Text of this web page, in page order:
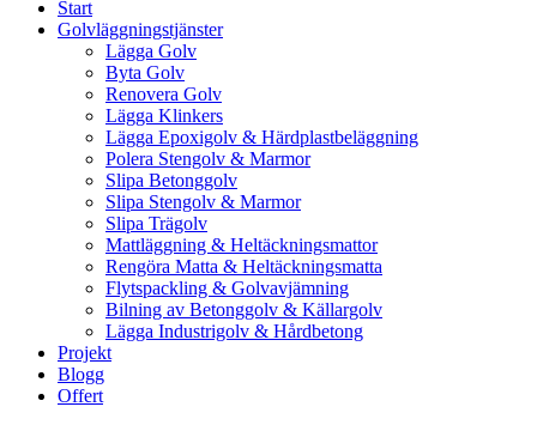
Start
Golvläggningstjänster
Lägga Golv
Byta Golv
Renovera Golv
Lägga Klinkers
Lägga Epoxigolv & Härdplastbeläggning
Polera Stengolv & Marmor
Slipa Betonggolv
Slipa Stengolv & Marmor
Slipa Trägolv
Mattläggning & Heltäckningsmattor
Rengöra Matta & Heltäckningsmatta
Flytspackling & Golvavjämning
Bilning av Betonggolv & Källargolv
Lägga Industrigolv & Hårdbetong
Projekt
Blogg
Offert